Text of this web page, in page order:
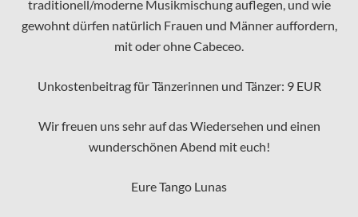
traditionell/moderne Musikmischung auflegen, und wie
gewohnt dürfen natürlich Frauen und Männer auffordern,
mit oder ohne Cabeceo.
Unkostenbeitrag für Tänzerinnen und Tänzer: 9 EUR
Wir freuen uns sehr auf das Wiedersehen und einen
wunderschönen Abend mit euch!
Eure Tango Lunas